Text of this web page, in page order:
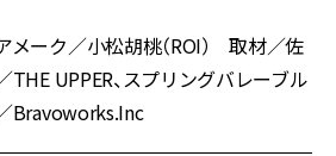
ーク／小松胡桃（ROI） 取材／佐
UPPER、スプリングバレーブル
Bravoworks.Inc